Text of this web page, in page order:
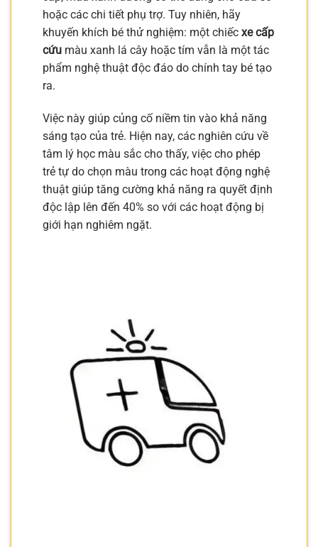
hoặc các chi tiết phụ trợ. Tuy nhiên, hãy
khuyến khích bé thử nghiệm: một chiếc xe cấp
cứu màu xanh lá cây hoặc tím vẫn là một tác
phẩm nghệ thuật độc đáo do chính tay bé tạo
ra.
Việc này giúp củng cố niềm tin vào khả năng
sáng tạo của trẻ. Hiện nay, các nghiên cứu về
tâm lý học màu sắc cho thấy, việc cho phép
trẻ tự do chọn màu trong các hoạt động nghệ
thuật giúp tăng cường khả năng ra quyết định
độc lập lên đến 40% so với các hoạt động bị
giới hạn nghiêm ngặt.